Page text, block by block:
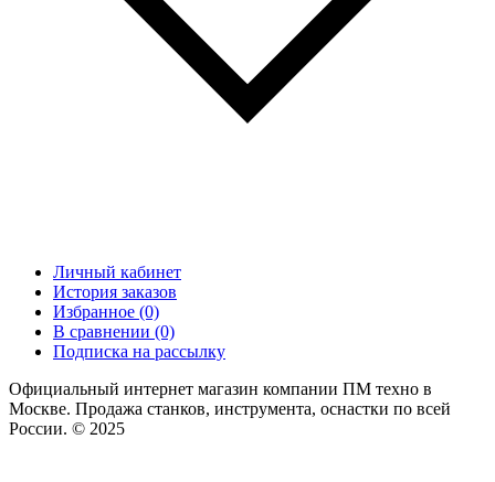
Личный кабинет
История заказов
Избранное (0)
В сравнении (0)
Подписка на рассылку
Официальный интернет магазин компании ПМ техно в
Москве. Продажа станков, инструмента, оснастки по всей
России. © 2025